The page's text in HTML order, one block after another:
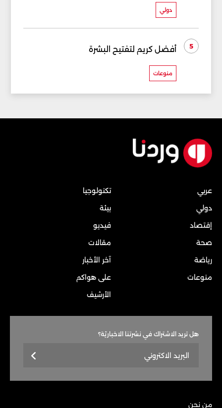
دولي
5 أفضل كريم لتفتيح البشرة
منوعات
عربي
دولي
إقتصاد
صحة
رياضة
منوعات
تكنولوجيا
بيئة
فيديو
مقالات
آخر الأخبار
على هواكم
الأرشيف
هل تريد الاشتراك في نشرتنا الاخباريّة؟
من نحن